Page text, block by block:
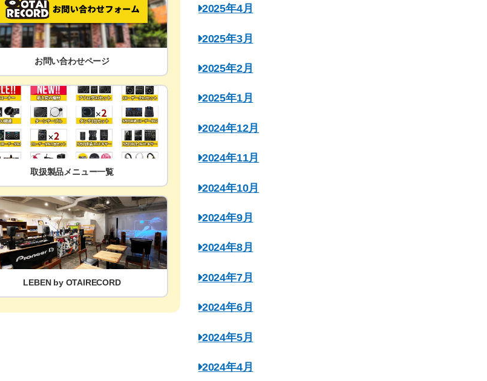
お問い合わせページ
取扱製品メニュー一覧
LEBEN by OTAIRECORD
2025年4月
2025年3月
2025年2月
2025年1月
2024年12月
2024年11月
2024年10月
2024年9月
2024年8月
2024年7月
2024年6月
2024年5月
2024年4月